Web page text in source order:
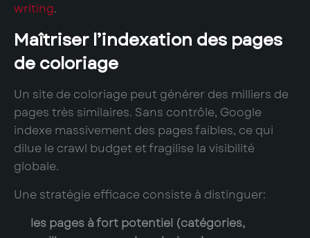
writing.
Maîtriser l’indexation des pages
de coloriage
Un site de coloriage peut générer des milliers de
pages très similaires. Sans contrôle, Google
indexe massivement des pages faibles, ce qui
dilue le crawl budget et fragilise la visibilité
globale.
Une stratégie efficace consiste à distinguer:
les pages à fort potentiel (catégories,